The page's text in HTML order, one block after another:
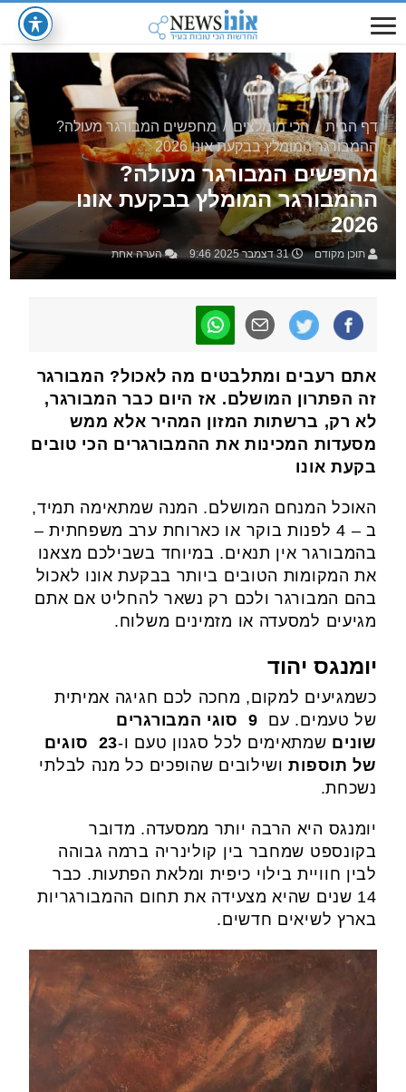
דף הבית / הכי מומלצים / מחפשים המבורגר מעולה?
ההמבורגר המומלץ בבקעת אונו 2026
מחפשים המבורגר מעולה?
ההמבורגר המומלץ בבקעת אונו
2026
תוכן מקודם 31 דצמבר 2025 9:46 הערה אחת
אתם רעבים ומתלבטים מה לאכול? המבורגר
זה הפתרון המושלם. אז היום כבר המבורגר,
לא רק, ברשתות המזון המהיר אלא ממש
מסעדות המכינות את ההמבורגרים הכי טובים
בקעת אונו
האוכל המנחם המושלם. המנה שמתאימה תמיד,
ב – 4 לפנות בוקר או כארוחת ערב משפחתית –
בהמבורגר אין תנאים. במיוחד בשבילכם מצאנו
את המקומות הטובים ביותר בבקעת אונו לאכול
בהם המבורגר ולכם רק נשאר להחליט אם אתם
מגיעים למסעדה או מזמינים משלוח.
יומנגס יהוד
כשמגיעים למקום, מחכה לכם חגיגה אמיתית
של טעמים. עם 9
סוגי המבורגרים
שונים שמתאימים לכל סגנון טעם ו-23
סוגים
של תוספותושילובים שהופכים כל מנה לבלתי
נשכחת.
יומנגס היא הרבה יותר ממסעדה. מדובר
בקונספט שמחבר בין קולינריה ברמה גבוהה
לבין חוויית בילוי כיפית ומלאת הפתעות. כבר
14 שנים שהיא מצעידה את תחום ההמבורגריות
בארץ לשיאים חדשים.